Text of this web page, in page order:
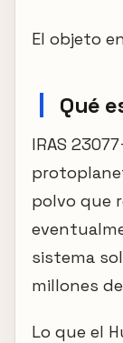
El objeto
Qué
IRAS
polvo que
sistema
millones
Lo que el